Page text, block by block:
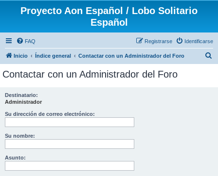
Proyecto Aon Español / Lobo Solitario
Español
FAQ Identificarse
Registrarse
Inicio Índice general Contactar con un Administrador del Foro
Contactar con un Administrador del Foro
Destinatario:
Administrador
Su dirección de correo electrónico:
Su nombre:
Asunto: